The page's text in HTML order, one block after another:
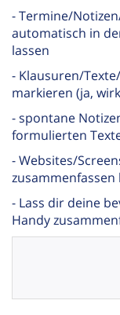
- Termine/
automatisch in
lassen
- Klausuren/
markieren (ja,
- spontane
formulierten
- Websites/
zusammenfassen
- Lass dir deine
Handy